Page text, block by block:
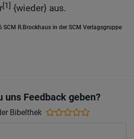
[1] {wieder} aus.
R.Brockhaus in der SCM Verlagsgruppe
uns Feedback geben?
Bibelthek